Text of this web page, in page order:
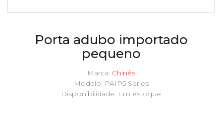
Porta adubo importado
pequeno
Marca: Chinês
Modelo: PAIP5 Series
Disponibilidade: Em estoque